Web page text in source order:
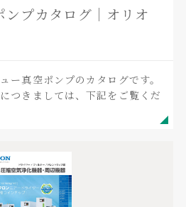
ンプカタログ｜オリオ
ー真空ポンプのカタログです。
つきましては、下記をご覧くだ